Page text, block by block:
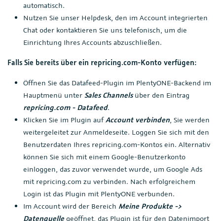
automatisch.
Nutzen Sie unser Helpdesk, den im Account integrierten
Chat oder kontaktieren Sie uns telefonisch, um die
Einrichtung Ihres Accounts abzuschließen.
Falls Sie bereits über ein repricing.com-Konto verfügen:
Öffnen Sie das Datafeed-Plugin im PlentyONE-Backend im
Hauptmenü unter Sales Channelsüber den Eintrag
repricing.com - Datafeed.
Klicken Sie im Plugin aufAccount verbinden, Sie werden
weitergeleitet zur Anmeldeseite. Loggen Sie sich mit den
Benutzerdaten Ihres repricing.com-Kontos ein. Alternativ
können Sie sich mit einem Google-Benutzerkonto
einloggen, das zuvor verwendet wurde, um Google Ads
mit repricing.com zu verbinden. Nach erfolgreichem
Login ist das Plugin mit PlentyONE verbunden.
Im Account wird der Bereich Meine Produkte ->
Datenquellegeöffnet, das Plugin ist für den Datenimport